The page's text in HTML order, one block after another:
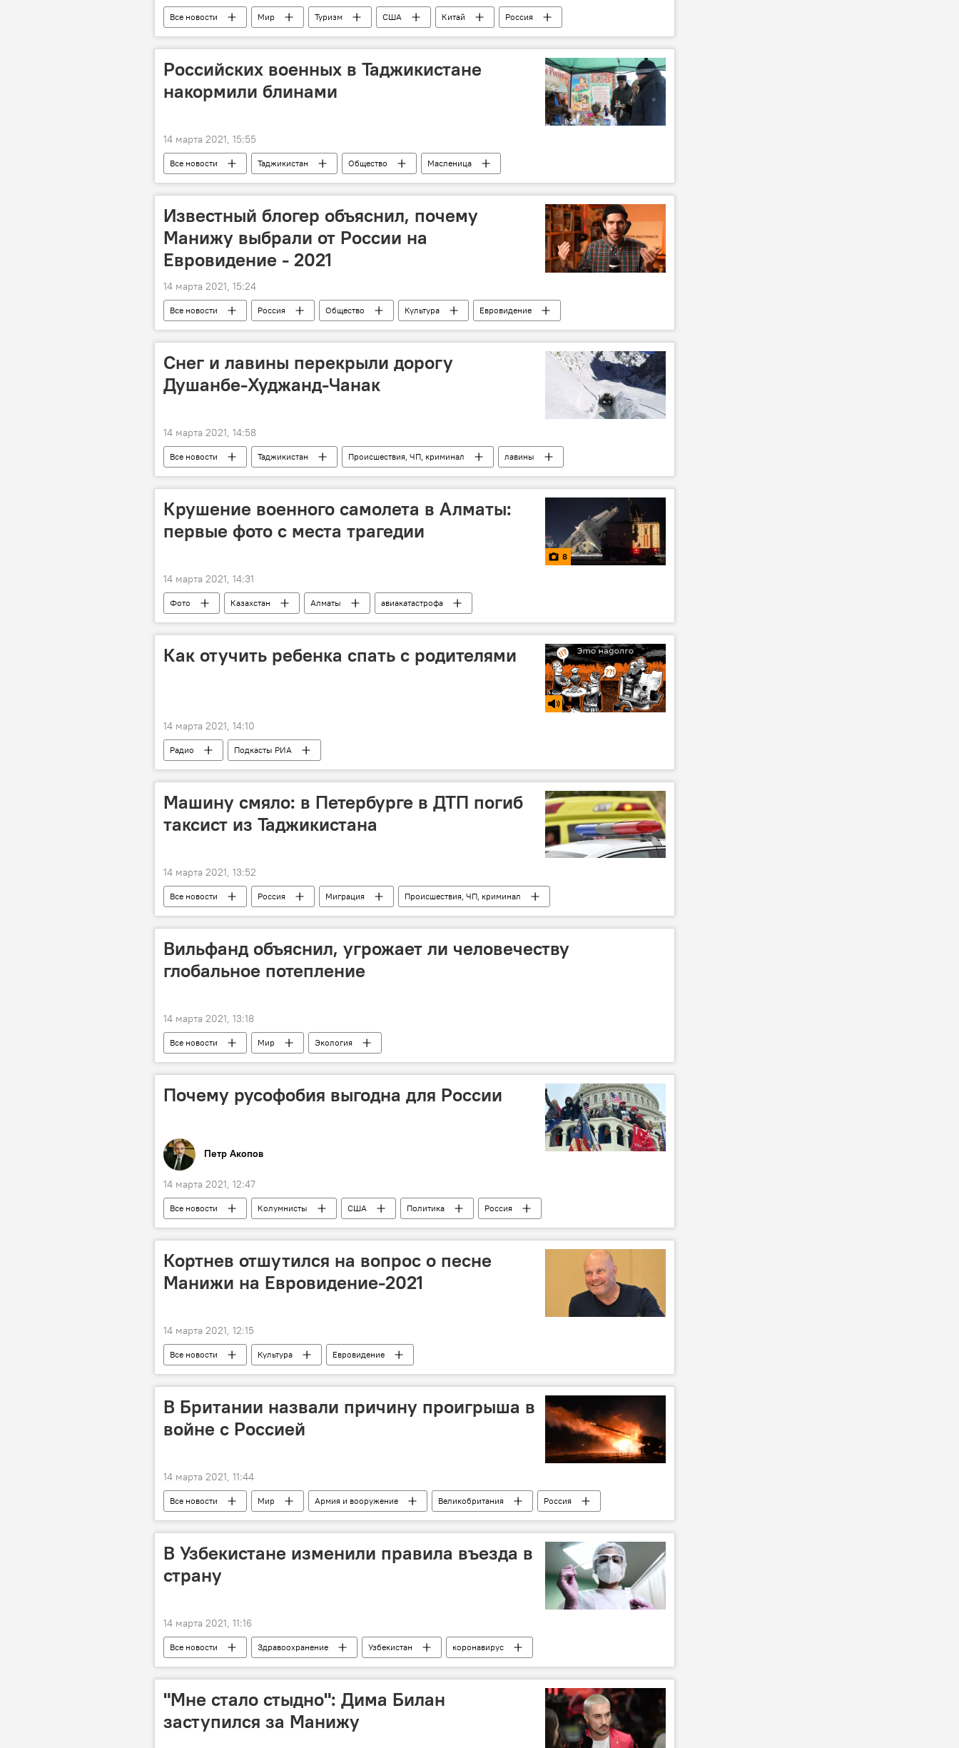
Все новости Мир Туризм США Китай Россия
Российских военных в Таджикистане
накормили блинами
14 марта 2021, 15:55
Все новости Таджикистан Общество
Масленица
201-я РВБ в Таджикистане
Известный блогер объяснил, почему
Манижу выбрали от России на
Евровидение - 2021
14 марта 2021, 15:24
Все новости Россия Общество Культура
Евровидение
Евровидение - 2022: все выступления и результаты
Манижа Сангин
Снег и лавины перекрыли дорогу
Душанбе-Худжанд-Чанак
14 марта 2021, 14:58
Все новости Таджикистан Происшествия, ЧП, криминал
лавины
Новости Душанбе
Ташкент
Крушение военного самолета в Алматы:
первые фото с места трагедии
8
14 марта 2021, 14:31
Фото Казахстан Алматы авиакатастрофа
Как отучить ребенка спать с родителями
14 марта 2021, 14:10
Радио Подкасты РИА
Машину смяло: в Петербурге в ДТП погиб
таксист из Таджикистана
14 марта 2021, 13:52
Все новости Россия Миграция
Происшествия, ЧП, криминал
Новости мигрантов из Центральной Азии в России
ДТП и аварии
такси
Вильфанд объяснил, угрожает ли человечеству
глобальное потепление
14 марта 2021, 13:18
Все новости Мир Экология
Почему русофобия выгодна для России
Петр Акопов
14 марта 2021, 12:47
Все новости Колумнисты США Политика Россия
Кортнев отшутился на вопрос о песне
Манижи на Евровидение-2021
14 марта 2021, 12:15
Все новости Культура
Евровидение
Евровидение - 2022: все выступления и результаты
Манижа Сангин
В Британии назвали причину проигрыша в
войне с Россией
14 марта 2021, 11:44
Все новости Мир Армия и вооружение Великобритания Россия
В Узбекистане изменили правила въезда в
страну
14 марта 2021, 11:16
Все новости Здравоохранение Узбекистан
коронавирус
Коронавирус: опасное заболевание в России и мире
"Мне стало стыдно": Дима Билан
заступился за Манижу